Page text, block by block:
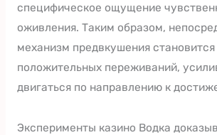
специфическое ощущение
оживления. Таким образом,
механизм предвкушения
положительных переживаний,
двигаться по направлению к
Эксперименты казино Водка